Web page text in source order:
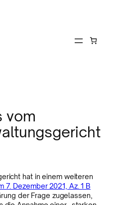
vom
hat in einem weiteren
7. Dezember 2021, Az. 1 B
der Frage zugelassen,